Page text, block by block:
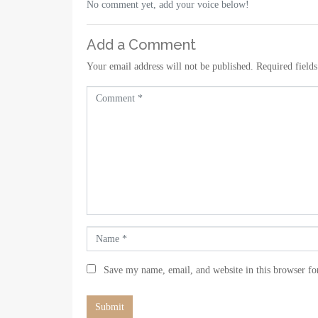
No comment yet, add your voice below!
Add a Comment
Your email address will not be published. Required
a
m
*
Save my name, email, and website in this browser
Submit